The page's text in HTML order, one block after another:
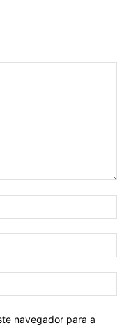
navegador para a